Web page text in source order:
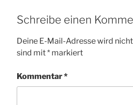
Schreibe einen
Deine E-Mail-Adresse wird
sind mit* markiert
Kommentar*